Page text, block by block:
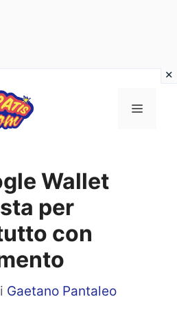
Menu
Wallet
per
con
Gaetano Pantaleo